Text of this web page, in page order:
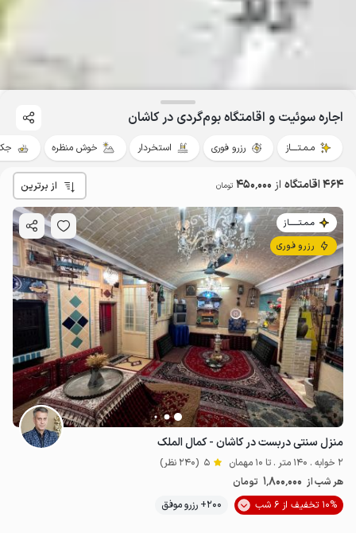
اجاره سوئیت و اقامتگاه بوم‌گردی در کاشان
مـمـتــــاز رزرو فوری استخردار خوش منظره
464 اقامتگاه از 450٬000 تومان از برترین
مـمـتــــــاز
رزرو فوری
منزل سنتی دربست در کاشان - کمال الملک
2 خوابه . 140 متر . تا 10 مهمان 5 (240 نظر)
هر شب از 1٬800٬000 تومان
10% تخفیف از 6 شب
200+ رزرو موفق